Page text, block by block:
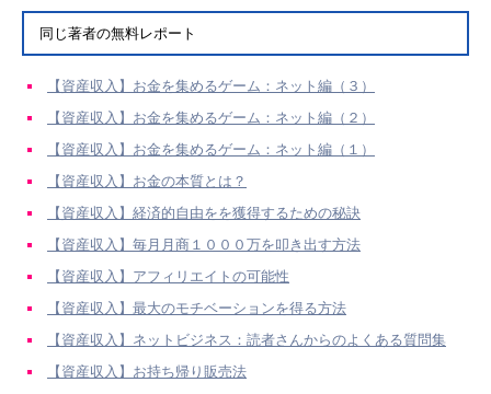
同じ著者の無料レポート
【資産収入】お金を集めるゲーム：ネット編（３）
【資産収入】お金を集めるゲーム：ネット編（２）
【資産収入】お金を集めるゲーム：ネット編（１）
【資産収入】お金の本質とは？
【資産収入】経済的自由をを獲得するための秘訣
【資産収入】毎月月商１０００万を叩き出す方法
【資産収入】アフィリエイトの可能性
【資産収入】最大のモチベーションを得る方法
【資産収入】ネットビジネス：読者さんからのよくある質問集
【資産収入】お持ち帰り販売法